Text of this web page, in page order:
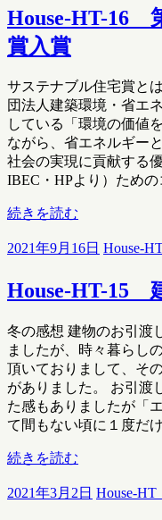
House-HT-16
賞入賞
サステナブル住宅賞と
団法人建築環境・省エ
している「環境の価値
ながら、省エネルギー
社会の実現に貢献する
IBEC・HPより）ための
続きを読む
2021年9月16日 House-
House-HT-15
冬の感想 建物のお引渡
ましたが、時々暮らし
頂いておりまして、そ
がありました。 お引渡
た感もありましたが「
て間もない頃に１度だ
続きを読む
2021年3月2日 House-HT